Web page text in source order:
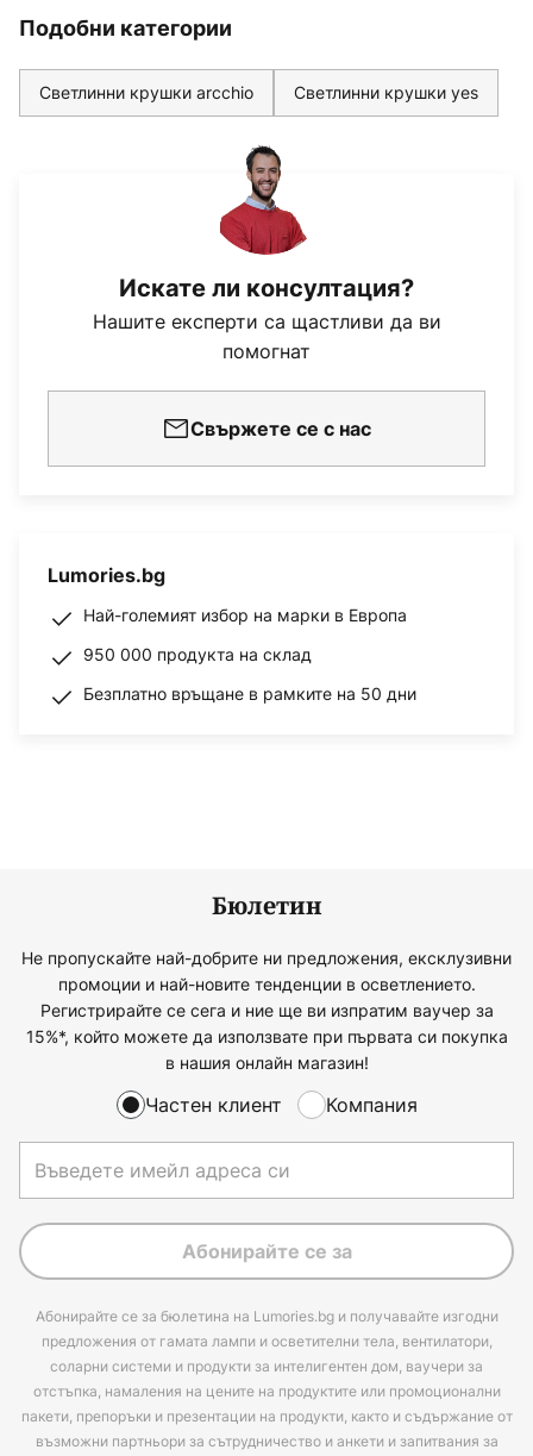
Подобни категории
Светлинни крушки arcchio Светлинни крушки yes
Искате ли консултация?
Нашите експерти са щастливи да ви
помогнат
Свържете се с нас
Lumories.bg
Най-големият избор на марки в Европа
950 000 продукта на склад
Безплатно връщане в рамките на 50 дни
Бюлетин
Не пропускайте най-добрите ни предложения, ексклузивни
промоции и най-новите тенденции в осветлението.
Регистрирайте се сега и ние ще ви изпратим ваучер за
15%*, който можете да използвате при първата си покупка
в нашия онлайн магазин!
Частен клиент Компания
Абонирайте се за
Абонирайте се за бюлетина на Lumories.bg и получавайте изгодни
предложения от гамата лампи и осветителни тела, вентилатори,
соларни системи и продукти за интелигентен дом, ваучери за
отстъпка, намаления на цените на продуктите или промоционални
пакети, препоръки и презентации на продукти, както и съдържание от
възможни партньори за сътрудничество и анкети и запитвания за